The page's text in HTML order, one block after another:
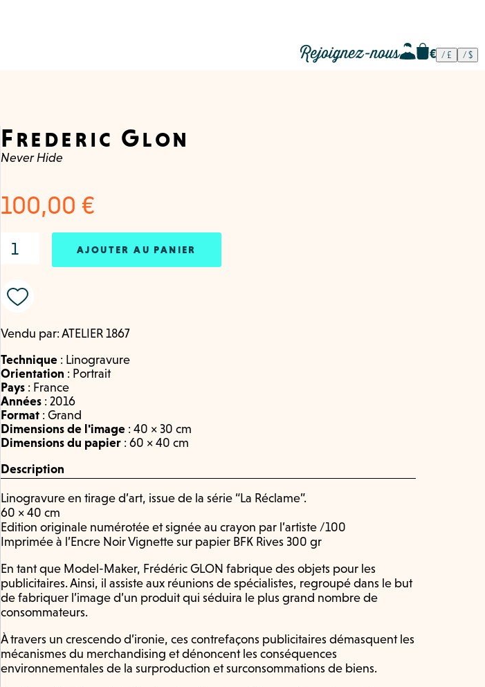
Rejoignez-nous
Frederic Glon
Never Hide
100,00 €
AJOUTER AU PANIER
Vendu par: ATELIER 1867
Années : 2016
Pays : France
Format : Grand
Technique : Linogravure
Orientation : Portrait
Dimensions de l'image : 40 × 30 cm
Dimensions du papier : 60 × 40 cm
Description
Linogravure en tirage d’art, issue de la série “La Réclame”.
60 × 40 cm
Edition originale numérotée et signée au crayon par l’artiste /100
Imprimée à l’Encre Noir Vignette sur papier BFK Rives 300 gr
En tant que Model-Maker, Frédéric GLON fabrique des objets pour les
publicitaires. Ainsi, il assiste aux réunions de spécialistes, regroupé dans le but
de fabriquer l’image d’un produit qui séduira le plus grand nombre de
consommateurs.
À travers un crescendo d’ironie, ces contrefaçons publicitaires démasquent les
mécanismes du merchandising et dénoncent les conséquences
environnementales de la surproduction et surconsommations de biens.